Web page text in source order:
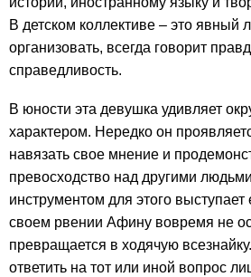
В детском коллективе – это явный
организовать, всегда говорит
справедливость.
В юности эта девушка удивляет
характером. Нередко он
навязать свое мнение и
превосходство над другими
инструментом для этого выступает
своем рвении Афину вовремя не
превращается в ходячую
ответить на тот или иной вопрос